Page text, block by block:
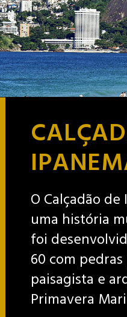
O Calçadão
uma história
foi
60 com
paisagista e
Primavera